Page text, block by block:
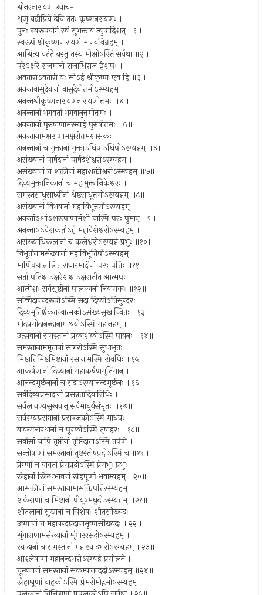
श्रीनरनारायण उवाच-
शृणु बद्रीप्रिये देवि ततः कृष्णनरायणः ।
पुनः स्वरूपयोगं स्वं सुभक्ताय त्वुपादिशत् ॥१॥
स्वरूपं श्रीकृष्णनारायणं मानवविग्रहम् ।
आश्रित्य वर्तते यस्तु तस्य मोक्षोऽस्ति सर्वथा ॥२॥
परेऽक्षरे राजमानो राजाधिराज ईशपः ।
अवताराऽवतारी यः सोऽहं श्रीकृष्ण एव हि ॥३॥
अनन्तवासुदेवानां वासुदेवोत्तमोऽस्म्यहम् ।
अनन्तश्रीकृष्णनारायणनारायणोत्तमः ॥४॥
अनन्तानां भगवतां भगवानुत्तमोत्तमः ।
अनन्तानां पुरुषाणामस्म्यहं पुरुषोत्तमः ॥५॥
अनन्तानामक्षराणामक्षरोत्तमशासकः ।
अनन्तानां च मुक्तानां मुक्ताऽधिपाऽधिपोऽस्म्यहम् ॥६॥
असंख्यानां पार्षदानां पार्षदेशेश्वरोऽस्म्यहम् ।
असंख्यानां च शक्तीनां महाशक्तीश्वरोऽस्म्यहम् ॥७॥
दिव्यमुक्तानिकानां च महामुक्तानिकेश्वरः ।
समस्तसाधुसाध्वीनां श्रेष्ठसाधूत्तमोऽस्म्यहम् ॥८॥
असंख्यानां विभवानां महाविभूत्तमोऽस्म्यहम् ।
अनन्तांऽशांऽशरूपाणामंशी चास्मि परः पुमान् ॥९॥
अनन्ताऽऽवेशकर्ताऽहं महावेशेश्वरोऽस्म्यहम् ।
असंख्याधिकलानां च कलेश्वरोऽस्म्यहं प्रभुः ॥१०॥
विभूतीनामसंख्यानां महाविभूतिपोऽस्म्यहम् ।
माणिक्याललिताराधारमादीनां परः पतिः ॥११॥
सतां पतिश्चाऽक्षरेशश्चाऽक्षरातीत आत्मपः ।
आत्मेशः सर्वसृष्टीनां पालकानां नियामकः ॥१२॥
सच्चिदानन्दरूपोऽस्मि सदा दिव्योऽतिसुन्दरः ।
दिव्यमूर्तिश्चैकतत्त्वात्मकोऽसंख्यसुखान्वितः ॥१३॥
मोदप्रमोदानन्दानामाश्रयोऽस्मि महानहम् ।
उत्सवानां समस्तानां प्रकाशकोऽस्मि पावनः ॥१४॥
समस्तानाममृतानां सागरोऽस्मि सुधाभृतः ।
मिष्टातिमिष्टमिष्टानां रसानामस्मि शेवधिः ॥१५॥
आकर्षणानां दिव्यानां महाकर्षणमूर्तिमान् ।
आनन्दमूर्छनानां च सदाऽस्म्यानन्दमूर्छनः ॥१६॥
सर्वदिव्यप्रसादानां प्रसन्नतादिवारिधिः ।
सर्वलावण्यसुखवान् सर्वमाधुर्यसंभृतः ॥१७॥
सर्वरम्यप्रसंगानां प्रसञ्जकोऽस्मि माधवः ।
यावन्मनोरथानां च पूरकोऽस्मि तृषाहरः ॥१८॥
सर्वासां चापि तृप्तीनां तृप्तिदाताऽस्मि तर्पणे ।
सन्तोषाणां समस्तानां तुष्टस्तोषप्रदोऽस्मि च ॥१९॥
प्रेम्णां च यावतां प्रेमप्रदोऽस्मि प्रेमभूः प्रभुः ।
स्नेहानां स्निग्धभावनां स्नेहपूर्णो भवाम्यहम् ॥२०॥
आसक्तीनां समस्तानामासक्तिपतिरस्म्यहम् ।
शर्कराणां च मिष्टानां पीयूषमधुदोऽस्म्यहम् ॥२१॥
शीतलानां सुखानां च विशेषः शीतसौख्यदः ।
उष्णानां च महानन्दप्रदानामुष्णसौख्यदः ॥२२॥
शृंगाराणामसंख्यानां शृंगाररसदोऽस्म्यहम् ।
स्वादानां च समस्तानां महास्वादभरोऽस्म्यहम् ॥२३॥
आश्लेषाणां महानन्दभरोऽस्म्यहं प्रमीलने ।
चूम्बनानां समस्तानां सकम्पानन्ददोऽस्म्यहम् ॥२४॥
स्नेहाश्रूणां वाहकोऽस्मि प्रेमरोमोद्गमोऽस्म्यहम् ।